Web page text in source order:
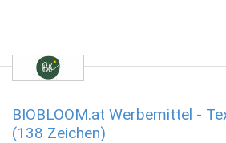
BIOBLOOM.at Werbemittel -
(138 Zeichen)